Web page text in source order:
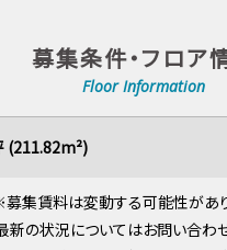
募集条件・フロア
Floor Information
集賃料は変動する可能性があり
新の状況についてはお問い合わせ